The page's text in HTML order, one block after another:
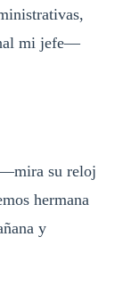
mi jefe—
su reloj
hermana
y